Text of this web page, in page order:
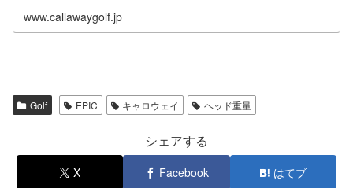
www.callawaygolf.jp
Golf EPIC キャロウェイ ヘッド重量
シェアする
X Facebook はてブ